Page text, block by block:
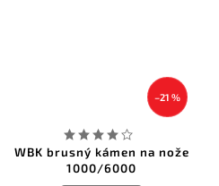
–21 %
WBK brusný kámen na nože
1000/6000